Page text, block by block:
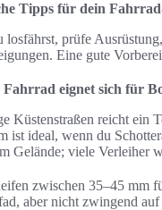
Tipps für dein
losfährst, prüfe
Eine gute
Fahrrad eignet sich für
Küstenstraßen reicht ein
ist ideal, wenn du
Gelände; viele Verleiher
zwischen 35–45 mm
aber nicht zwingend auf